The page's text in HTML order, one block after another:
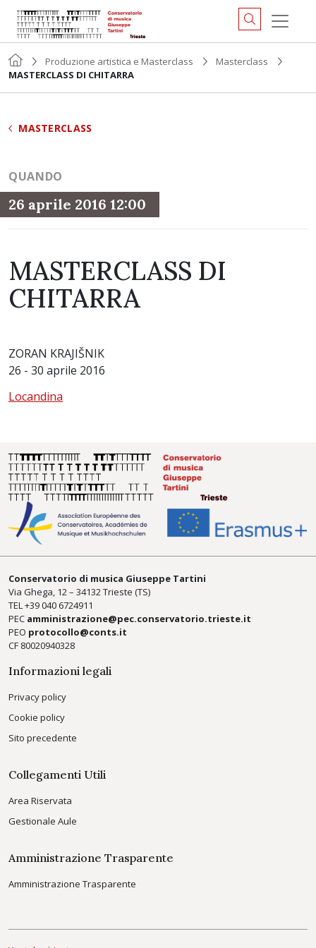
Produzione artistica e Masterclass
Masterclass
MASTERCLASS DI CHITARRA
MASTERCLASS
QUANDO
26 aprile 2016 12:00
MASTERCLASS DI
CHITARRA
ZORAN KRAJIŠNIK
26 - 30 aprile 2016
Locandina
Conservatorio di musica Giuseppe Tartini
Via Ghega, 12 – 34132 Trieste (TS)
TEL +39040 6724911
PEC amministrazione@pec.conservatorio.trieste.it
PEO protocollo@conts.it
CF 80020940328
Informazioni legali
Privacy policy
Cookie policy
Sito precedente
Collegamenti Utili
Area Riservata
Gestionale Aule
Amministrazione Trasparente
Amministrazione Trasparente